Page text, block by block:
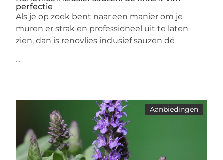
perfectie
Als je op zoek bent naar een manier om je
muren er strak en professioneel uit te laten
zien, dan is renovlies inclusief sauzen dé
...
Aanbiedingen